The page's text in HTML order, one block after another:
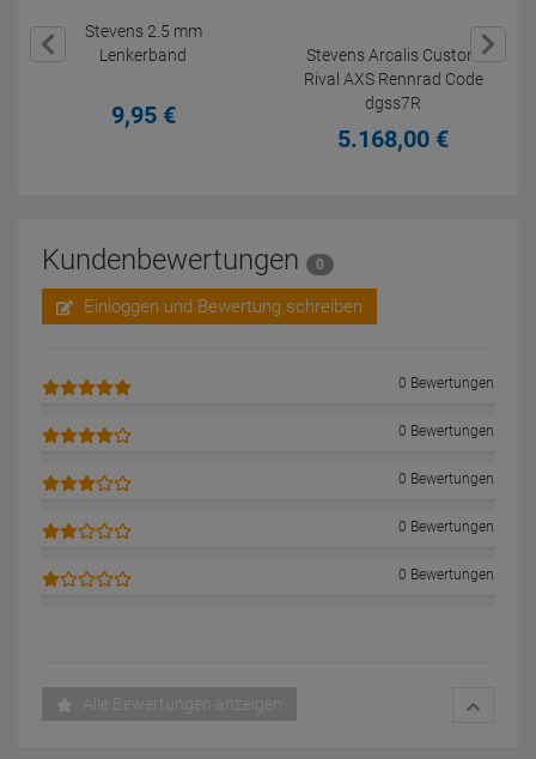
Stevens 2.5 mm
Lenkerband
9,95 €
Stevens Arcalis Custom
Rival AXS Rennrad Code
dgss7R
5.168,00 €
Kundenbewertungen 0
Einloggen und Bewertung schreiben
0 Bewertungen
0 Bewertungen
0 Bewertungen
0 Bewertungen
0 Bewertungen
Alle Bewertungen anzeigen